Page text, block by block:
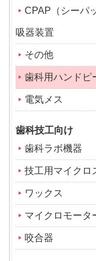
CPAP（シーパ
吸器装置
その他
歯科用ハンドピ
電気メス
歯科技工向け
歯科ラボ機器
技工用マイクロ
ワックス
マイクロモータ
咬合器